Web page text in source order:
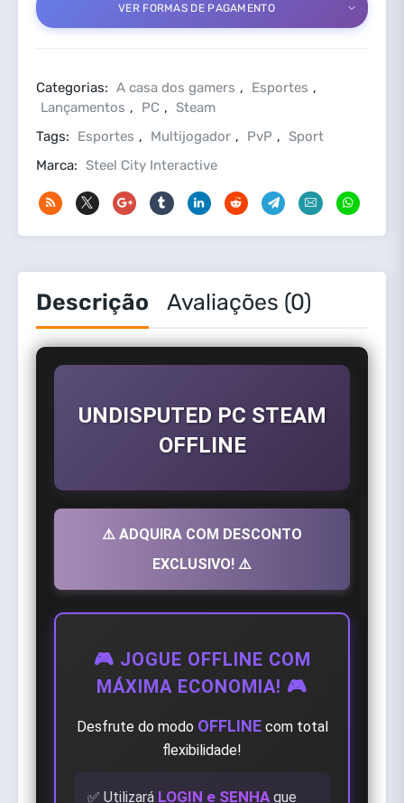
VER FORMAS DE PAGAMENTO
Categorias: A casa dos gamers , Esportes ,
Lançamentos , PC , Steam
Tags:
Esportes , Multijogador , PvP , Sport
Marca: Steel City Interactive
Descrição Avaliações (0)
UNDISPUTED PC STEAM
OFFLINE
⚠️ ADQUIRA COM DESCONTO
EXCLUSIVO! ⚠️
🎮 JOGUE OFFLINE COM
MÁXIMA ECONOMIA! 🎮
Desfrute do modo OFFLINEcom total
flexibilidade!
✅ Utilizará LOGIN e SENHAque